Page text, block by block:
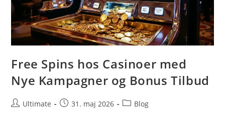
Free Spins hos Casinoer med
Nye Kampagner og Bonus Tilbud
PostUltimate
Post31. maj 2026
PostBlog